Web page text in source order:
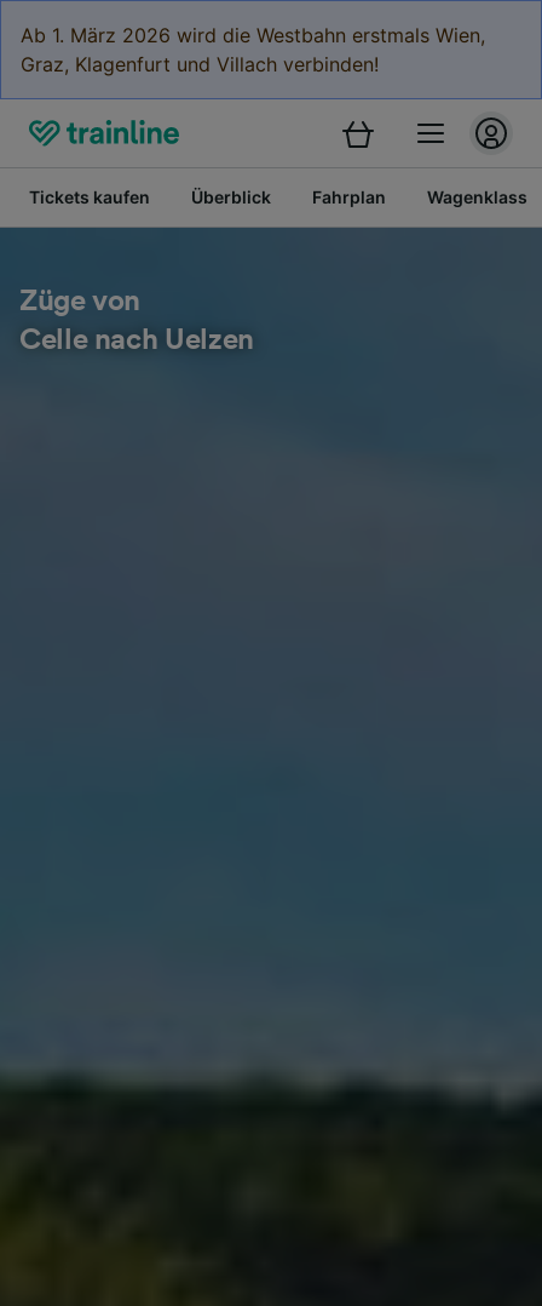
Ab 1. März 2026 wird die Westbahn erstmals Wien,
Graz, Klagenfurt und Villach verbinden!
Tickets kaufen Überblick Fahrplan
Züge von
Celle nach Uelzen